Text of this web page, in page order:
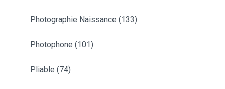
Photographie Naissance (133)
Photophone (101)
Pliable (74)